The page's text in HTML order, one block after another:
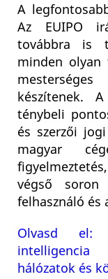
A
Az EUIPO
továbbra is
minden olyan
készítenek.
ténybeli
és szerzői
magyar
végső
felhasználó és
Olvasd el:
hálózatok és